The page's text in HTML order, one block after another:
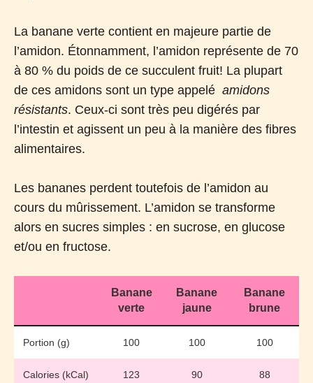
La banane verte contient en majeure partie de
l’amidon. Étonnamment, l’amidon représente de 70
à 80 % du poids de ce succulent fruit! La plupart
de ces amidons sont un type appelé amidons
résistants. Ceux-ci sont très peu digérés par
l’intestin et agissent un peu à la manière des fibres
alimentaires.
Les bananes perdent toutefois de l’amidon au
cours du mûrissement. L’amidon se transforme
alors en sucres simples : en sucrose, en glucose
et/ou en fructose.
Banane
verte
Banane
jaune
Banane
brune
Portion (g) 100 100 100
Calories (kCal) 123 90 88